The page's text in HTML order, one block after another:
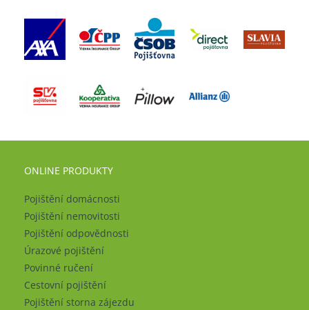
ONLINE PRODUKTY
Pojištění domácnosti
Pojištění nemovitosti
Pojištění odpovědnosti
Úrazové pojištění
Povinné ručení
Cestovní pojištění
Pojištění storna zájezdu